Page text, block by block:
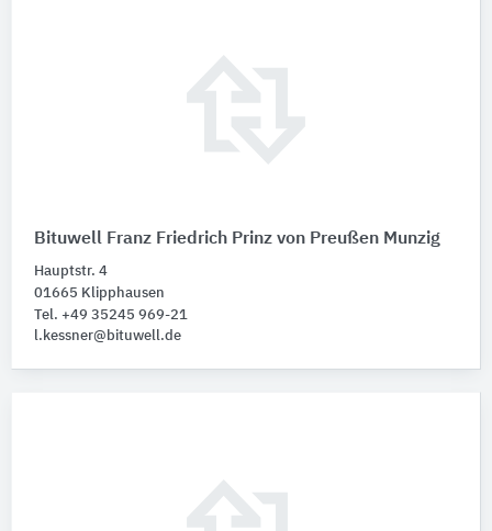
Bituwell Franz Friedrich Prinz von Preußen Munzig
Hauptstr. 4
01665 Klipphausen
Tel. +49 35245 969-21
l.kessner@bituwell.de